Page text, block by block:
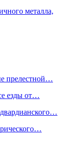
металла,
прелестной…
езды от…